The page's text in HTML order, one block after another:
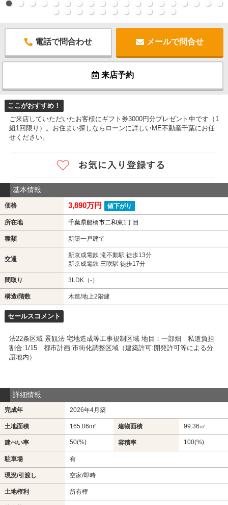
電話で問合わせ メールで問合せ
来店予約
ここがおすすめ！
ご来店していただいたお客様にギフト券3000円分プレゼント中です（1
組1回限り）。お住まい探しならローンに詳しいME不動産千葉にお任
せください。
基本情報
価格 3,890万円 値下がり
所在地 千葉県船橋市二和東1丁目
種類 新築一戸建て
交通
新京成電鉄 滝不動駅 徒歩13分
新京成電鉄 三咲駅 徒歩17分
間取り 3LDK（-）
構造/階数 木造/地上2階建
セールスコメント
法22条区域 景観法 宅地造成等工事規制区域 地目：一部畑 私道負担
割合:1/15 都市計画:市街化調整区域（建築許可:開発許可等による分
譲地内）
詳細情報
完成年 2026年4月築
土地面積 165.06m² 建物面積 99.36㎡
建ぺい率 50(%) 容積率 100(%)
駐車場 有
現況/引渡し 空家/即時
土地権利 所有権